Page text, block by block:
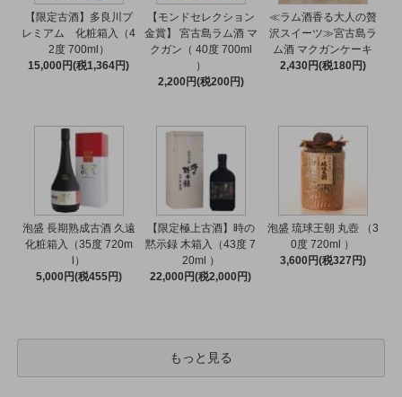
【限定古酒】多良川プ
レミアム 化粧箱入（4
2度 700ml）
15,000円(税1,364円)
【モンドセレクション
金賞】 宮古島ラム酒 マ
クガン（ 40度 700ml
）
2,200円(税200円)
≪ラム酒香る大人の贅
沢スイーツ≫宮古島ラ
ム酒 マクガンケーキ
2,430円(税180円)
泡盛 長期熟成古酒 久遠
化粧箱入（35度 720m
l）
5,000円(税455円)
【限定極上古酒】時の
黙示録 木箱入（43度 7
20ml ）
22,000円(税2,000円)
泡盛 琉球王朝 丸壺 （3
0度 720ml ）
3,600円(税327円)
もっと見る